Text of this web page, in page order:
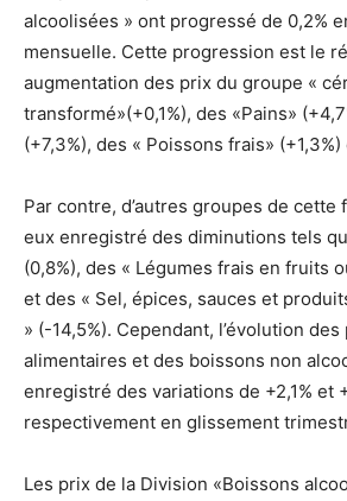
alcoolisées » ont progressé de 0,2%
mensuelle. Cette progression est le
augmentation des prix du groupe «
transformé»(+0,1%), des «Pains»
(+7,3%), des « Poissons frais» (+1,3%)
Par contre, d’autres groupes de cette
eux enregistré des diminutions tels
(0,8%), des « Légumes frais en fruits
et des « Sel, épices, sauces et
» (-14,5%). Cependant, l’évolution
alimentaires et des boissons non
enregistré des variations de +2,1% et
respectivement en glissement
Les prix de la Division «Boissons